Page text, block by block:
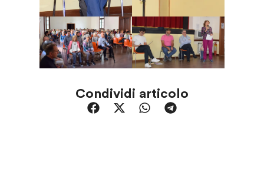
Condividi articolo